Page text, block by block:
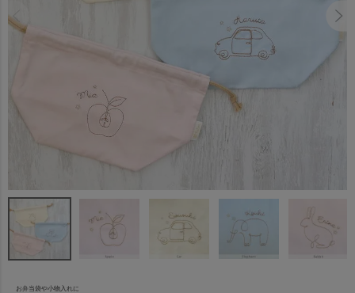
お弁当袋や小物入れに